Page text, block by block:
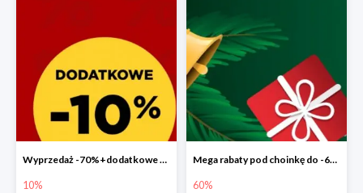
Wyprzedaż -70%+dodatkowe 10%
10%
Mega rabaty pod choinkę do -60%
60%